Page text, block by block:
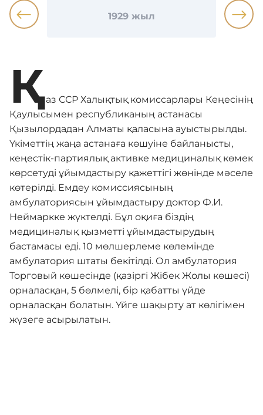
1929 жыл
Қаз ССР Халықтық комиссарлары Кеңесінің
Қаулысымен республиканың астанасы
Қызылордадан Алматы қаласына ауыстырылды.
Үкіметтің жаңа астанаға көшуіне байланысты,
кеңестік-партиялық активке медициналық көмек
көрсетуді ұйымдастыру қажеттігі жөнінде мәселе
көтерілді. Емдеу комиссиясының
амбулаториясын ұйымдастыру доктор Ф.И.
Неймаркке жүктелді. Бұл оқиға біздің
медициналық қызметті ұйымдастырудың
бастамасы еді. 10 мөлшерлеме көлемінде
амбулатория штаты бекітілді. Ол амбулатория
Торговый көшесінде (қазіргі Жібек Жолы көшесі)
орналасқан, 5 бөлмелі, бір қабатты үйде
орналасқан болатын. Үйге шақырту ат көлігімен
жүзеге асырылатын.